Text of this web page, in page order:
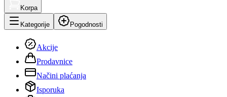
Korpa
Kategorije Pogodnosti
Akcije
Prodavnice
Načini plaćanja
Isporuka